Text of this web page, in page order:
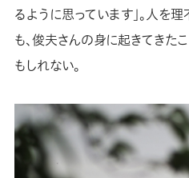
るように思っています」。人を
も、俊夫さんの身に起きてきた
もしれない。